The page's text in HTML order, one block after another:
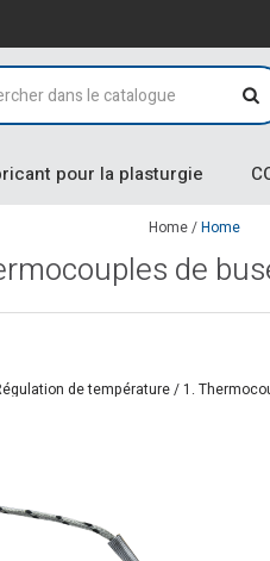
pour la plasturgie
Home/Home
de
de température/1.